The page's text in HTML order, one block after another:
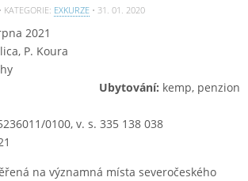
• KATEGORIE: EXKURZE • 31. 01. 2020
2021
P. Koura
Ubytování: kemp, penzion
0100, v. s. 335 138 038
na významná místa severočeského